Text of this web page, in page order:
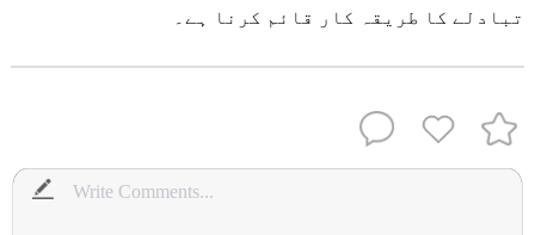
تبادلے کا طریقہ کار قائم کرنا ہے۔